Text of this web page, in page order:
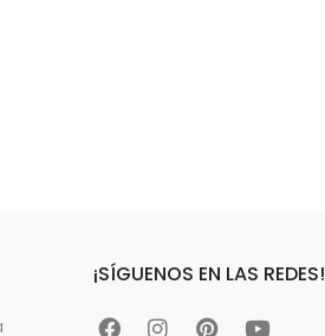
¡SÍGUENOS EN LAS REDES!